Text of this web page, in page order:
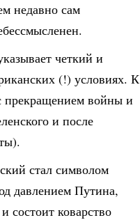
недавно сам
четкий и
(!) условиях. К
прекращением войны и
и после
стал символом
давлением Путина,
состоит коварство